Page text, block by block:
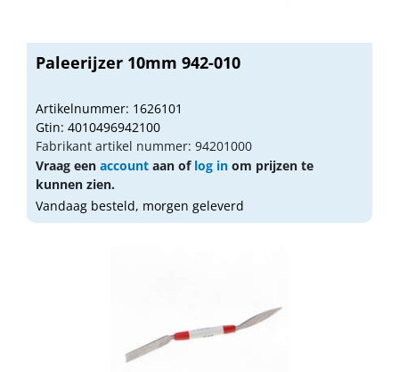
Paleerijzer 10mm 942-010
Artikelnummer: 1626101
Gtin: 4010496942100
Fabrikant artikel nummer: 94201000
Vraag een account aan of log in om prijzen te
kunnen zien.
Vandaag besteld, morgen geleverd